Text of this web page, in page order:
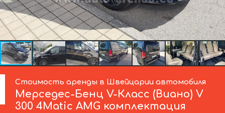
Стоимость аренды в Швейцарии автомобиля
Мерседес-Бенц V-Класс (Виано) V
300 4Matic AMG комплектация